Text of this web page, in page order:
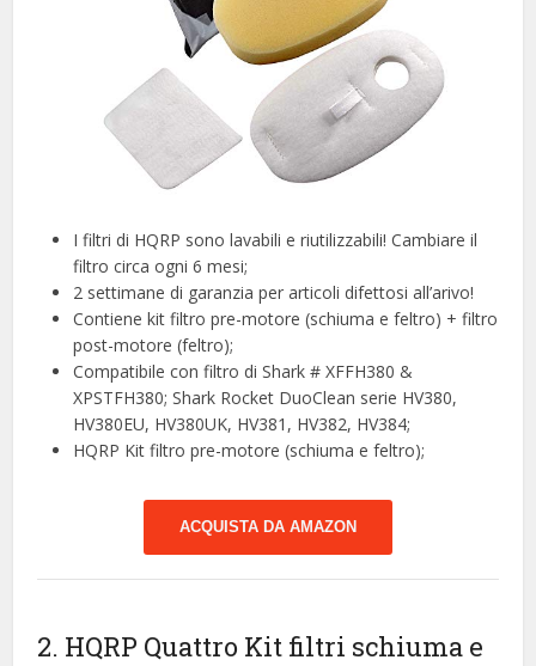
I filtri di HQRP sono lavabili e riutilizzabili! Cambiare il
filtro circa ogni 6 mesi;
2 settimane di garanzia per articoli difettosi all’arivo!
Contiene kit filtro pre-motore (schiuma e feltro) + filtro
post-motore (feltro);
Compatibile con filtro di Shark # XFFH380 &
XPSTFH380; Shark Rocket DuoClean serie HV380,
HV380EU, HV380UK, HV381, HV382, HV384;
HQRP Kit filtro pre-motore (schiuma e feltro);
ACQUISTA DA AMAZON
2. HQRP Quattro Kit filtri schiuma e